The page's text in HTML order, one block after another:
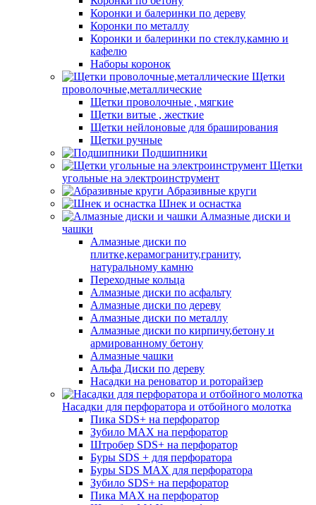
Коронки и балеринки по дереву
Коронки по металлу
Коронки и балеринки по стеклу,камню и
кафелю
Наборы коронок
Щетки
проволочные,металлические
Щетки проволочные , мягкие
Щетки витые , жесткие
Щетки нейлоновые для браширования
Щетки ручные
Подшипники
Щетки
угольные на электроинструмент
Абразивные круги
Шнек и оснастка
Алмазные диски и
чашки
Алмазные диски по
плитке,керамограниту,граниту,
натуральному камню
Переходные кольца
Алмазные диски по асфальту
Алмазные диски по дереву
Алмазные диски по металлу
Алмазные диски по кирпичу,бетону и
армированному бетону
Алмазные чашки
Альфа Диски по дереву
Насадки на реноватор и роторайзер
Насадки для перфоратора и отбойного молотка
Пика SDS+ на перфоратор
Зубило MAX на перфоратор
Штробер SDS+ на перфоратор
Буры SDS + для перфоратора
Буры SDS MAX для перфоратора
Зубило SDS+ на перфоратор
Пика MAX на перфоратор